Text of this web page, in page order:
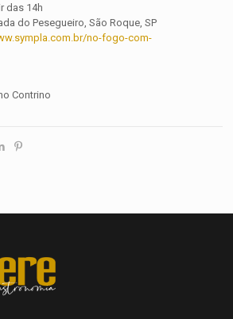
das 14h
do Pesegueiro, São Roque, SP
no-fogo-com-
Contrino